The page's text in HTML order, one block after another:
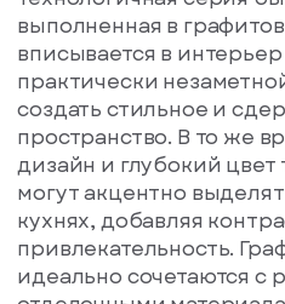
показан
телефона
на
который
необходимо
произвести
вызов
Телефон
отправим
вам
код
в
СМС
Телефон
Изменить
телефон
Имя*
Фамилия*
E-mail*
Телефон*
E-mail*
E-mail*
Отзыв
Поставьте
оценку
выполненная в
вписывается в
практически
создать стильное и
пространство. В то же
дизайн и глубокий
могут акцентно
кухнях, добавляя
привлекательность.
идеально сочетаются с